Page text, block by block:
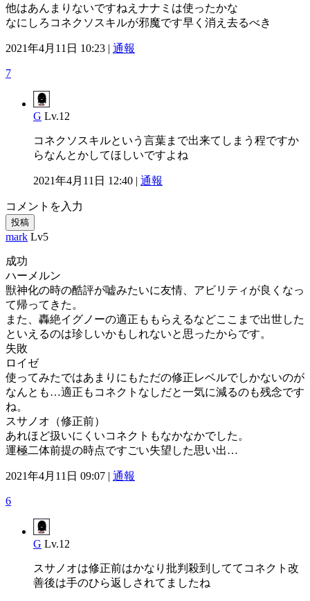
他はあんまりないですねえナナミは使ったかな
なにしろコネクソスキルが邪魔です早く消え去るべき
2021年4月11日 10:23 | 通報
7
G Lv.12
コネクソスキルという言葉まで出来てしまう程ですか
らなんとかしてほしいですよね
2021年4月11日 12:40 | 通報
コメントを入力
投稿
mark Lv5
成功
ハーメルン
獣神化の時の酷評が嘘みたいに友情、アビリティが良くなっ
て帰ってきた。
また、轟絶イグノーの適正ももらえるなどここまで出世した
といえるのは珍しいかもしれないと思ったからです。
失敗
ロイゼ
使ってみたではあまりにもただの修正レベルでしかないのが
なんとも…適正もコネクトなしだと一気に減るのも残念です
ね。
スサノオ（修正前）
あれほど扱いにくいコネクトもなかなかでした。
運極二体前提の時点ですごい失望した思い出…
2021年4月11日 09:07 | 通報
6
G Lv.12
スサノオは修正前はかなり批判殺到しててコネクト改
善後は手のひら返しされてましたね